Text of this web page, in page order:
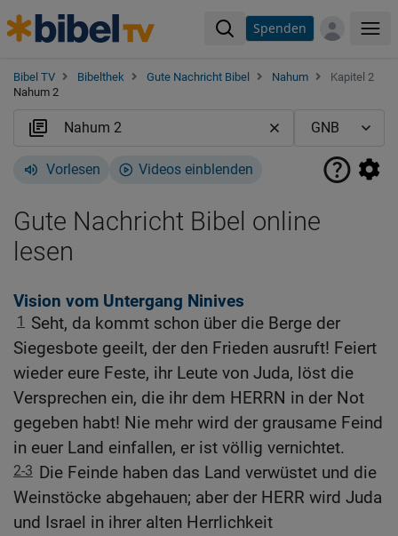
Spenden
Bibel TV Bibelthek Gute Nachricht Bibel Nahum
Kapitel 2
Nahum 2
Vorlesen Videos einblenden
Gute Nachricht Bibel online
lesen
Vision vom Untergang Ninives
1
Seht, da kommt schon über die Berge der
Siegesbote geeilt, der den Frieden ausruft! Feiert
wieder eure Feste, ihr Leute von Juda, löst die
Versprechen ein, die ihr dem HERRN in der Not
gegeben habt! Nie mehr wird der grausame Feind
in euer Land einfallen, er ist völlig vernichtet.
2-3 Die Feinde haben das Land verwüstet und die
Weinstöcke abgehauen; aber der HERR wird Juda
und Israel in ihrer alten Herrlichkeit